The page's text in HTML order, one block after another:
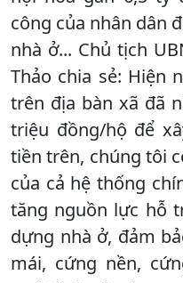
công của nhân dân
nhà ở... Chủ tịch
Thảo chia sẻ: Hiện
trên địa bàn xã đã
triệu đồng/hộ để
tiền trên, chúng tôi
của cả hệ thống
tăng nguồn lực hỗ
dựng nhà ở, đảm
mái, cứng nền,